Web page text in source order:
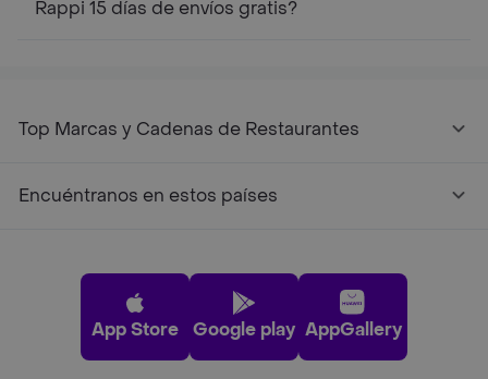
Rappi 15 días de envíos gratis?
Top Marcas y Cadenas de Restaurantes
Encuéntranos en estos países
App Store Google play AppGallery